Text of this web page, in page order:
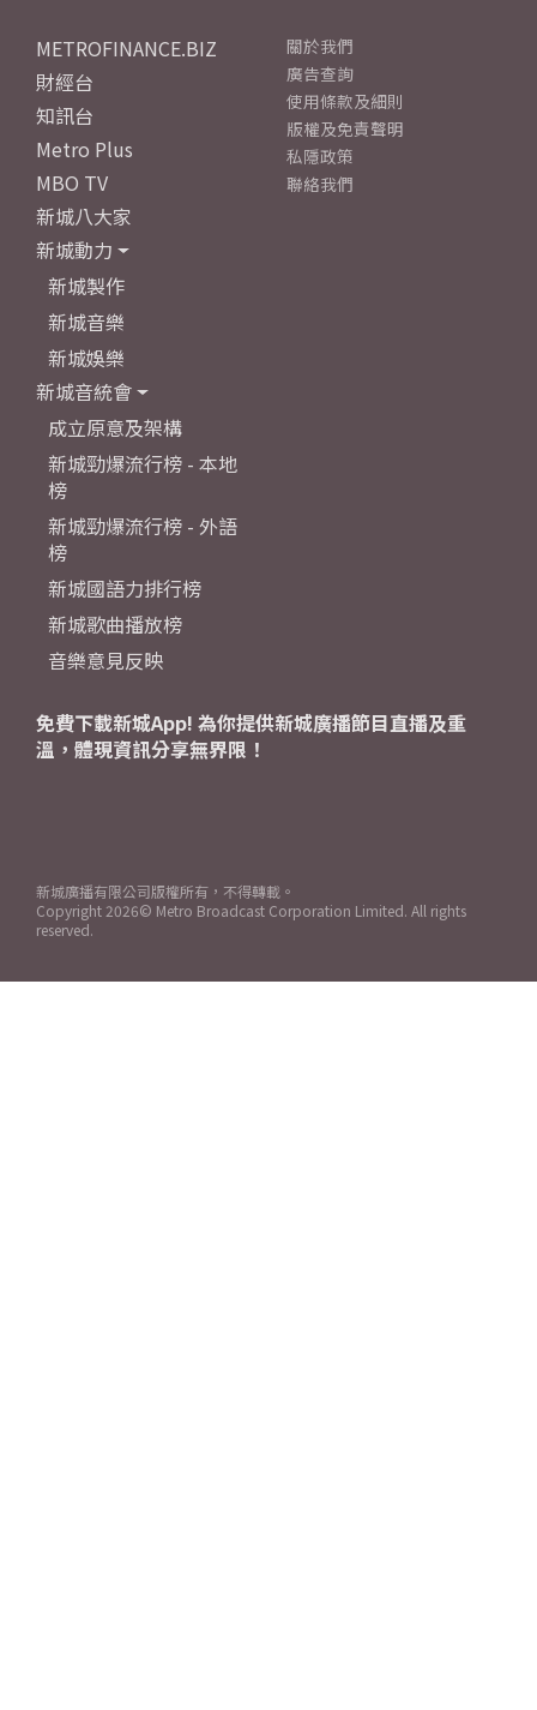
METROFINANCE.BIZ
財經台
知訊台
Metro Plus
MBO TV
新城八大家
新城動力
新城製作
新城音樂
新城娛樂
新城音統會
成立原意及架構
新城勁爆流行榜 - 本地
榜
新城勁爆流行榜 - 外語
榜
新城國語力排行榜
新城歌曲播放榜
音樂意見反映
關於我們
廣告查詢
使用條款及細則
版權及免責聲明
私隱政策
聯絡我們
免費下載新城App! 為你提供新城廣播節目直播及重
溫，體現資訊分享無界限！
新城廣播有限公司版權所有，不得轉載。
Copyright 2026© Metro Broadcast Corporation Limited. All rights
reserved.